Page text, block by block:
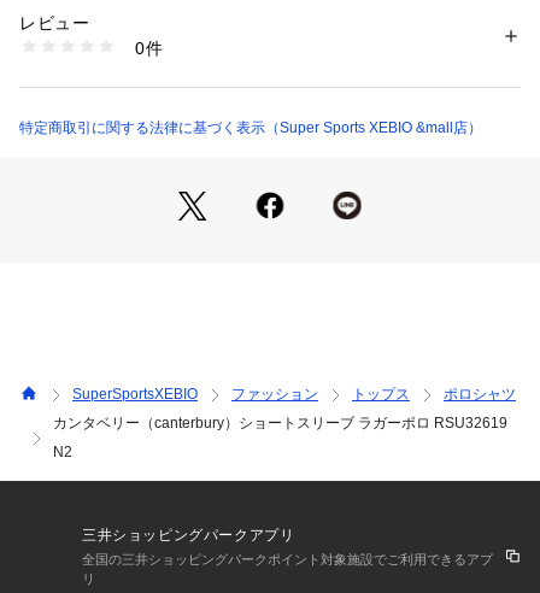
●3Lサイズ詳細:【着丈】74cm 【身幅】61cm 【肩幅】50cm
【袖丈】25cm 【裾幅】61cm 【袖口幅】16cm
●中国製
を使用したラガーポロです。
●前立ての補強ステッチや、ラバー釦、脇スリットのトリプル
す。詳しくはメーカー公式サイトをご確認ください。
【商品の購入にあたっての注意事項】
※弊社独自の採寸・計量方法により計測を行っておりますた
※総柄の商品については、生地の裁断箇所により、商品一点ご
とにパターン(柄)が異なる場合がございます。
そのため、掲載画像とはパターンの位置や内容が異なるものが
商品番号：
10903463401 （ショップ）
レビュー
0件
特定商取引に関する法律に基づく表示（Super Sports XEBIO &mall店）
SuperSportsXEBIO ファッション トップス
ポロシャツ
カンタベリー（canterbury）ショートスリーブ ラガーポロ RSU32619
N2
三井ショッピングパークアプリ
全国の三井ショッピングパークポイント対象施設でご利用できるアプ
リ